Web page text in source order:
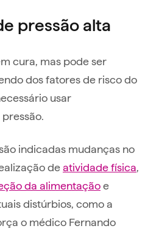
pressão alta
cura, mas pode ser
dos fatores de risco do
usar
indicadas mudanças no
deatividade física,
da alimentaçãoe
distúrbios, como a
o médico Fernando